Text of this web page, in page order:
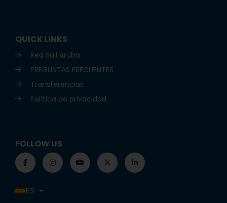
QUICK LINKS
Red Sail Aruba
PREGUNTAS FRECUENTES
Transferencias
Política de privacidad
FOLLOW US
ES